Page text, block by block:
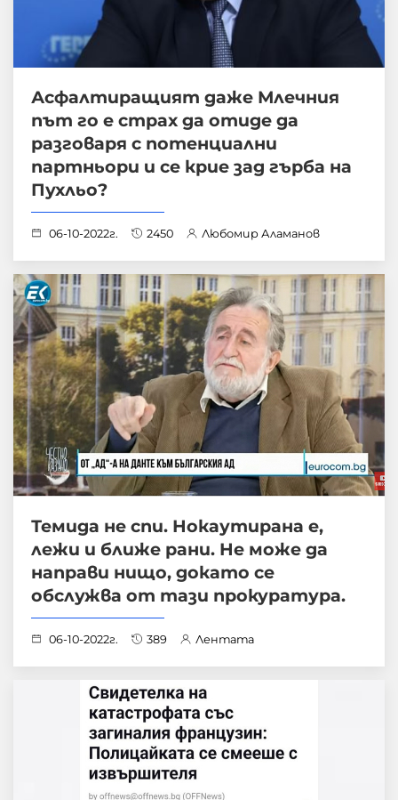
Асфалтиращият даже Млечния
път го е страх да отиде да
разговаря с потенциални
партньори и се крие зад гърба на
Пухльо?
06-10-2022г. 2450 Любомир Аламанов
Темида не спи. Нокаутирана е,
лежи и ближе рани. Не може да
направи нищо, докато се
обслужва от тази прокуратура.
06-10-2022г. 389 Лентата